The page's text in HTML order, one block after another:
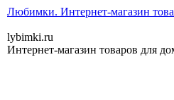
Любимки. Интернет-магазин
lybimki.ru
Интернет-магазин товаров для